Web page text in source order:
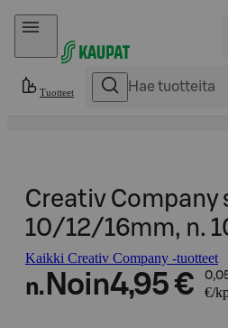
Hyppää sisältöön
Tuotteet
Creativ
10/12/16mm, n.
Kaikki Creativ Company -tuotteet
n. Noin4,95 €
€/